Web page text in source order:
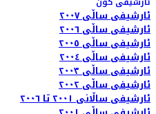
ئارشیفی ساڵی ٢٠٠٧
ئارشیفی ساڵی ٢٠٠٦
ئارشیفی ساڵی ٢٠٠٥
ئارشیفی ساڵی ٢٠٠٤
ئارشیفی ساڵی ٢٠٠٣
ئارشیفی ساڵی ٢٠٠٢
ئارشیفی ساڵانی ٢٠٠١ تا ٢٠٠٦